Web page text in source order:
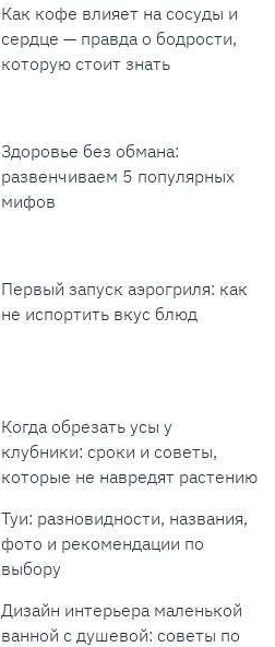
Как кофе влияет на сосуды и
сердце — правда о бодрости,
которую стоит знать
Здоровье без обмана:
развенчиваем 5 популярных
мифов
Первый запуск аэрогриля: как
не испортить вкус блюд
Когда обрезать усы у
клубники: сроки и советы,
которые не навредят растению
Туи: разновидности, названия,
фото и рекомендации по
выбору
Дизайн интерьера маленькой
ванной с душевой: советы по